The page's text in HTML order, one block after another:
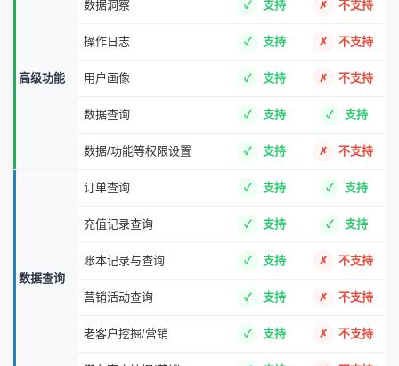
高级功能
数据洞察 支持 不支持
操作日志 支持 不支持
用户画像 支持 不支持
数据查询 支持 支持
数据/功能等权限设置 支持 不支持
数据查询
订单查询 支持 支持
充值记录查询 支持 支持
账本记录与查询 支持 不支持
营销活动查询 支持 不支持
老客户挖掘/营销 支持 不支持